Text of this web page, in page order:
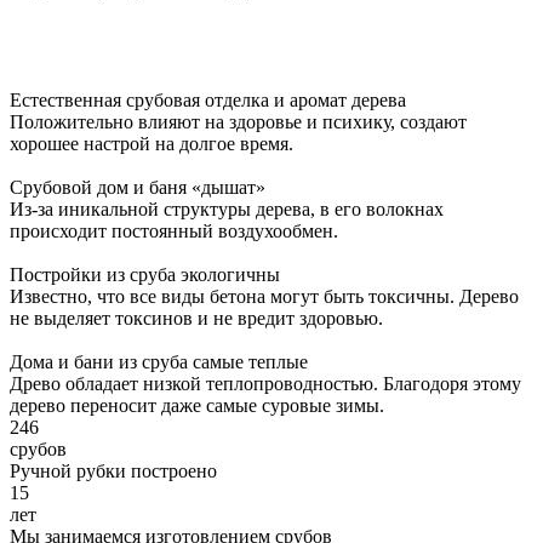
Естественная срубовая отделка и аромат дерева
Положительно влияют на здоровье и психику, создают
хорошее настрой на долгое время.
Срубовой дом и баня «дышат»
Из-за иникальной структуры дерева, в его волокнах
происходит постоянный воздухообмен.
Постройки из сруба экологичны
Известно, что все виды бетона могут быть токсичны. Дерево
не выделяет токсинов и не вредит здоровью.
Дома и бани из сруба самые теплые
Древо обладает низкой теплопроводностью. Благодоря этому
дерево переносит даже самые суровые зимы.
246
срубов
Ручной рубки построено
15
лет
Мы занимаемся изготовлением срубов